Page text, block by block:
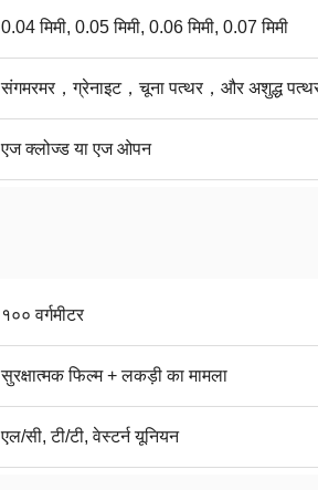
0.04 मिमी, 0.05 मिमी, 0.06 मिमी, 0.07 मिमी
संगमरमर，ग्रेनाइट，चूना पत्थर，और अशुद्ध
एज क्लोज्ड या एज ओपन
१०० वर्गमीटर
सुरक्षात्मक फिल्म + लकड़ी का मामला
एल/सी, टी/टी, वेस्टर्न यूनियन